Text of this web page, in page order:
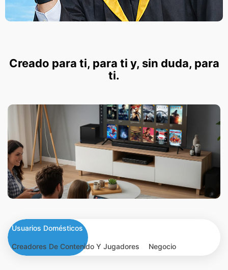
Creado para ti, para ti y, sin duda, para
ti.
Usuarios Domésticos
Creadores De Contenido Y Jugadores Negocio